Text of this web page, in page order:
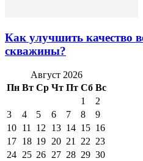
Как улучшить качество
скважины?
Август 2026
Пн Вт Ср Чт Пт Сб Вс
1
2
3
4 5 6 7 8
9
10 11 12 13 14 15 16
17 18 19 20 21 22 23
24 25 26 27 28 29 30